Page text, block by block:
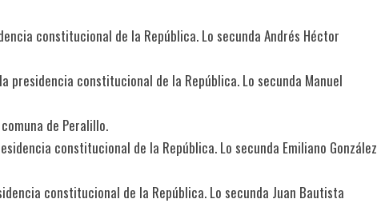
constitucional de la República. Lo secunda Andrés Héctor
presidencia constitucional de la República. Lo secunda Manuel
de Peralillo.
constitucional de la República. Lo secunda Emiliano González
constitucional de la República. Lo secunda Juan Bautista